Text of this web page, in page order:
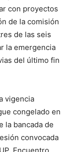
con proyectos
de la comisión
de las seis
la emergencia
del último fin
vigencia
congelado en
la bancada de
convocada